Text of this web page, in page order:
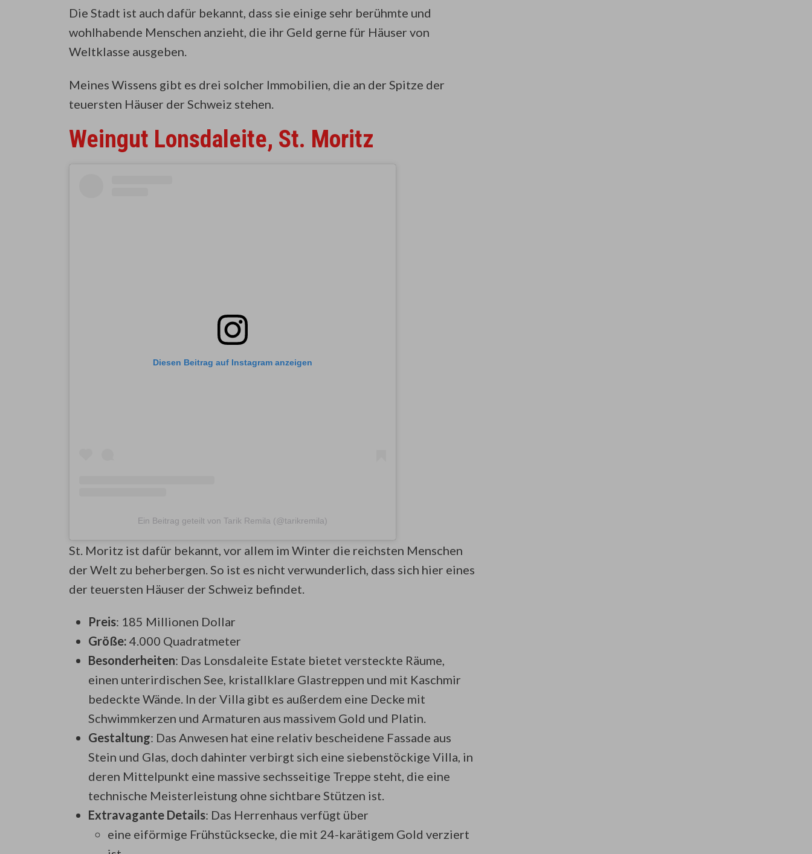
Die Stadt ist auch dafür bekannt, dass sie einige sehr berühmte und
wohlhabende Menschen anzieht, die ihr Geld gerne für Häuser von
Weltklasse ausgeben.
Meines Wissens gibt es drei solcher Immobilien, die an der Spitze der
teuersten Häuser der Schweiz stehen.
Weingut Lonsdaleite, St. Moritz
Diesen Beitrag auf Instagram anzeigen
Ein Beitrag geteilt von Tarik Remila (@tarikremila)
St. Moritz ist dafür bekannt, vor allem im Winter die reichsten Menschen
der Welt zu beherbergen. So ist es nicht verwunderlich, dass sich hier eines
der teuersten Häuser der Schweiz befindet.
Preis: 185 Millionen Dollar
Größe: 4.000 Quadratmeter
Besonderheiten: Das Lonsdaleite Estate bietet versteckte Räume,
einen unterirdischen See, kristallklare Glastreppen und mit Kaschmir
bedeckte Wände. In der Villa gibt es außerdem eine Decke mit
Schwimmkerzen und Armaturen aus massivem Gold und Platin.
Gestaltung: Das Anwesen hat eine relativ bescheidene Fassade aus
Stein und Glas, doch dahinter verbirgt sich eine siebenstöckige Villa, in
deren Mittelpunkt eine massive sechsseitige Treppe steht, die eine
technische Meisterleistung ohne sichtbare Stützen ist.
Extravagante Details: Das Herrenhaus verfügt über
eine eiförmige Frühstücksecke, die mit 24-karätigem Gold verziert